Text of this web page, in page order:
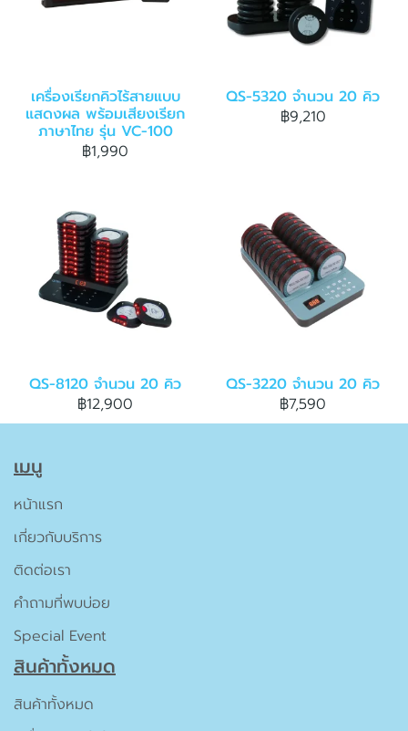
เครื่องเรียกคิวไร้สายแบบ
แสดงผล พร้อมเสียงเรียก
ภาษาไทย รุ่น VC-100
฿1,990
QS-5320 จำนวน 20 คิว
฿9,210
QS-8120 จำนวน 20 คิว
฿12,900
QS-3220 จำนวน 20 คิว
฿7,590
เมนู
หน้าแรก
เกี่ยวกับบริการ
ติดต่อเรา
คำถามที่พบบ่อย
Special Event
สินค้าทั้งหมด
สินค้าทั้งหมด